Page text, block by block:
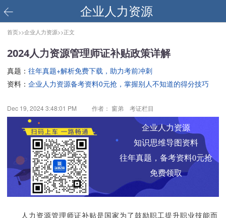
企业人力资源
首页>>企业人力资源>>正文
2024人力资源管理师证补贴政策详解
真题： 往年真题+解析免费下载，助力考前冲刺
资料： 企业人力资源备考资料0元抢，掌握别人不知道的得分技巧
Dec 19, 2024 3:48:01 PM 作者： 窗弟 考证栏目
企业人力资源
知识思维导图资料
往年真题，备考资料0元抢
免费领取
人力资源管理师证补贴是国家为了鼓励职工提升职业技能而